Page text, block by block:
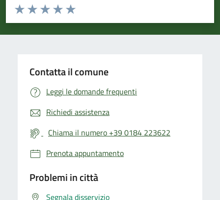
Valuta da 1 a 5 stelle la pagina
Valuta 5 stelle su 5
Valuta 4 stelle su 5
Valuta 3 stelle su 5
Valuta 2 stelle su 5
Valuta 1 stelle su 5
Contatta il comune
Leggi le domande frequenti
Richiedi assistenza
Chiama il numero +39 0184 223622
Prenota appuntamento
Problemi in città
Segnala disservizio